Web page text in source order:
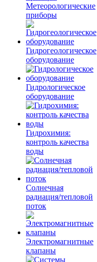
Метеорологические
приборы
Гидрогеологическое
оборудование
Гидрологическое
оборудование
Гидрохимия:
контроль качества
воды
Солнечная
радиация/тепловой
поток
Электромагнитные
клапаны